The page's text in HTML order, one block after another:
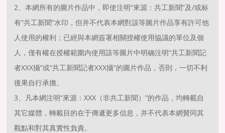
2、本網所有的圖片作品中，即使注明“來源：共工新聞”及/或标
有“共工新聞”水印，但并不代表本網對該等圖片作品享有許可他
人使用的權利；已經與本網簽署相關授權使用協議的單位及個
人，僅有權在授權範圍内使用該等圖片中明确注明“共工新聞記
者XXX攝”或“共工新聞記者XXX攝”的圖片作品，否則，一切不利
後果自行承擔。
3、凡本網注明“來源：XXX（非共工新聞）”的作品，均轉載自
其它媒體，轉載目的在于傳遞更多信息，并不代表本網贊同其
觀點和對其真實性負責。